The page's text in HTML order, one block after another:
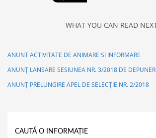
WHAT YOU CAN READ
ANUNT ACTIVITATE DE ANIMARE SI INFORMARE
ANUNȚ LANSARE SESIUNEA NR. 3/2018 DE
ANUNȚ PRELUNGIRE APEL DE SELECȚIE NR. 2/2018
CAUTĂ O INFORMAȚIE